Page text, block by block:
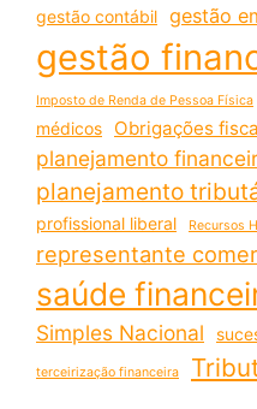
gestão contábil gestão
gestão
Imposto de Renda de Pessoa Física
médicos
Obrigações
planejamento
planejamento
profissional liberal Recursos
representante
saúde
Simples Nacional
terceirização financeira